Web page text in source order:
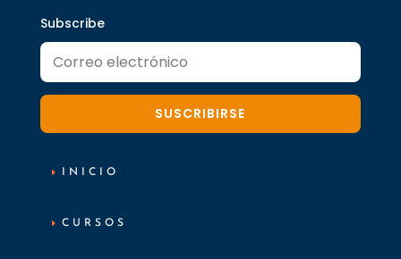
Subscribe
SUSCRIBIRSE
INICIO
CURSOS